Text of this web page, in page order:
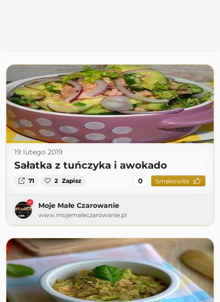
19 lutego 2019
Sałatka z tuńczyka i awokado
71 2 Zapisz 0 Smakowite
Moje Małe Czarowanie
www.mojemaleczarowanie.pl